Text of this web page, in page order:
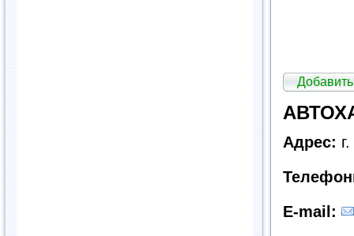
Адрес:
E-mail :